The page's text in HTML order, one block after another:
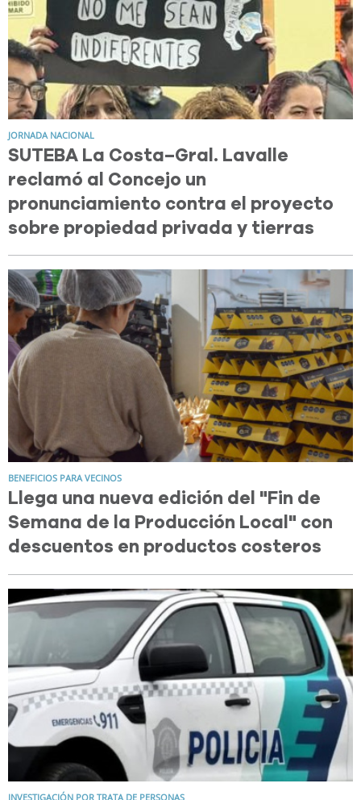
JORNADA NACIONAL
SUTEBA La Costa–Gral. Lavalle
reclamó al Concejo un
pronunciamiento contra el proyecto
sobre propiedad privada y tierras
BENEFICIOS PARA VECINOS
Llega una nueva edición del "Fin de
Semana de la Producción Local" con
descuentos en productos costeros
INVESTIGACIÓN POR TRATA DE PERSONAS